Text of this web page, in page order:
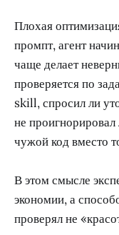
Плохая
промпт, агент
чаще делает
проверяется по
skill, спросил ли
не
чужой код вместо
В этом смысле
экономии, а
проверял не